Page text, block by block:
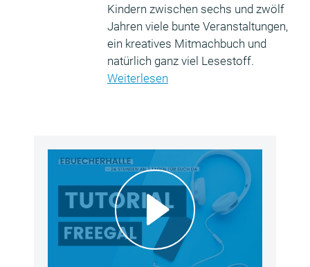
Kindern zwischen sechs und zwölf
Jahren viele bunte Veranstaltungen,
ein kreatives Mitmachbuch und
natürlich ganz viel Lesestoff.
Weiterlesen